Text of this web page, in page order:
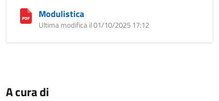
Modulistica
Ultima modifica il 01/10/2025 17:12
A cura di